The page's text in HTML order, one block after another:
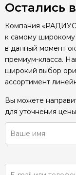
Остались
Компания
к самому широкому
в данный момент
премиум-класса.
широкий выбор
ассортимент
Вы можете
для уточнения